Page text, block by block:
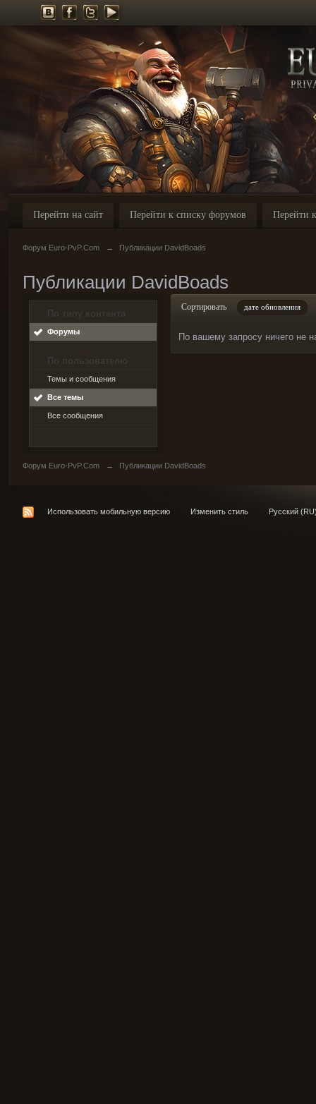
Перейти на сайт Перейти к списку форумов Перейти
Форум Euro-PvP.Com → Публикации DavidBoads
Публикации DavidBoads
По типу контента
Форумы
По пользователю
Темы и сообщения
Все темы
Все сообщения
Сортировать дате обновления
По вашему запросу ничего не
Форум Euro-PvP.Com → Публикации DavidBoads
Использовать мобильную версию Изменить стиль Русский